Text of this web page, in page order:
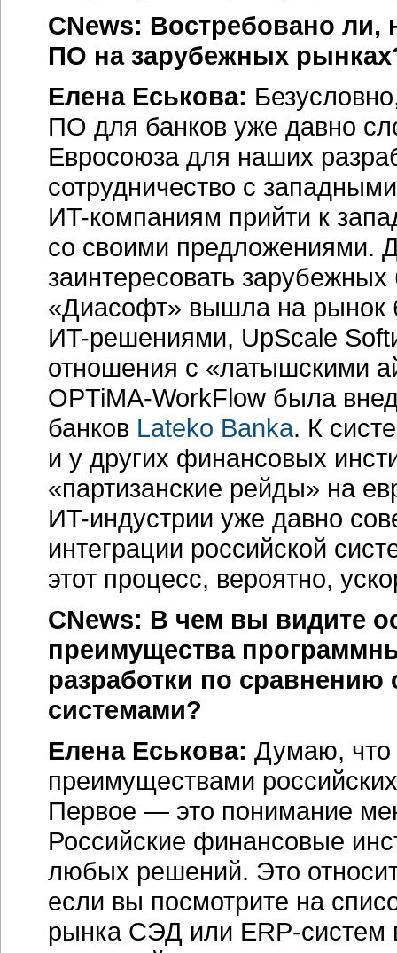
CNews: Востребовано ли,
ПО на зарубежных
Елена Еськова:
ПО для банков уже давно
Евросоюза для наших
сотрудничество с
ИT-компаниям прийти к
со своими предложениями.
заинтересовать
«Диасофт» вышла на рынок
ИT-решениями, UpScale
отношения с «латышскими
OPTiMA-WorkFlow была
банков Lateko Banka. К
и у других финансовых
«партизанские рейды» на
ИT-индустрии уже давно
интеграции российской
этот процесс, вероятно,
CNews: В чем вы видите
преимущества
разработки по
системами?
Елена Еськова: Думаю, что
преимуществами
Первое — это понимание
Российские финансовые
любых решений. Это
если вы посмотрите на
рынка СЭД или ERP-систем